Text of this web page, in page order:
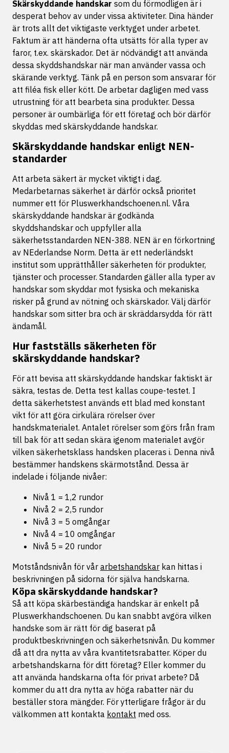
Skärskyddande handskar som du förmodligen är i
desperat behov av under vissa aktiviteter. Dina händer
är trots allt det viktigaste verktyget under arbetet.
Faktum är att händerna ofta utsätts för alla typer av
faror, t.ex. skärskador. Det är nödvändigt att använda
dessa skyddshandskar när man använder vassa och
skärande verktyg. Tänk på en person som ansvarar för
att filéa fisk eller kött. De arbetar dagligen med vass
utrustning för att bearbeta sina produkter. Dessa
personer är oumbärliga för ett företag och bör därför
skyddas med skärskyddande handskar.
Skärskyddande handskar enligt NEN-
standarder
Att arbeta säkert är mycket viktigt i dag.
Medarbetarnas säkerhet är därför också prioritet
nummer ett för Pluswerkhandschoenen.nl. Våra
skärskyddande handskar är godkända
skyddshandskar och uppfyller alla
säkerhetsstandarden NEN-388. NEN är en förkortning
av NEderlandse Norm. Detta är ett nederländskt
institut som upprätthåller säkerheten för produkter,
tjänster och processer. Standarden gäller alla typer av
handskar som skyddar mot fysiska och mekaniska
risker på grund av nötning och skärskador. Välj därför
handskar som sitter bra och är skräddarsydda för rätt
ändamål.
Hur fastställs säkerheten för
skärskyddande handskar?
För att bevisa att skärskyddande handskar faktiskt är
säkra, testas de. Detta test kallas coupe-testet. I
detta säkerhetstest används ett blad med konstant
vikt för att göra cirkulära rörelser över
handskmaterialet. Antalet rörelser som görs från fram
till bak för att sedan skära igenom materialet avgör
vilken säkerhetsklass handsken placeras i. Denna nivå
bestämmer handskens skärmotstånd. Dessa är
indelade i följande nivåer:
Nivå 1 = 1,2 rundor
Nivå 2 = 2,5 rundor
Nivå 3 = 5 omgångar
Nivå 4 = 10 omgångar
Nivå 5 = 20 rundor
Motståndsnivån för vår arbetshandskar kan hittas i
beskrivningen på sidorna för själva handskarna.
Köpa skärskyddande handskar?
Så att köpa skärbeständiga handskar är enkelt på
Pluswerkhandschoenen. Du kan snabbt avgöra vilken
handske som är rätt för dig baserat på
produktbeskrivningen och säkerhetsnivån. Du kommer
då att dra nytta av våra kvantitetsrabatter. Köper du
arbetshandskarna för ditt företag? Eller kommer du
att använda handskarna ofta för privat arbete? Då
kommer du att dra nytta av höga rabatter när du
beställer stora mängder. För ytterligare frågor är du
välkommen att kontakta kontakt med oss.